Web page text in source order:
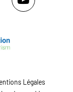
Légales